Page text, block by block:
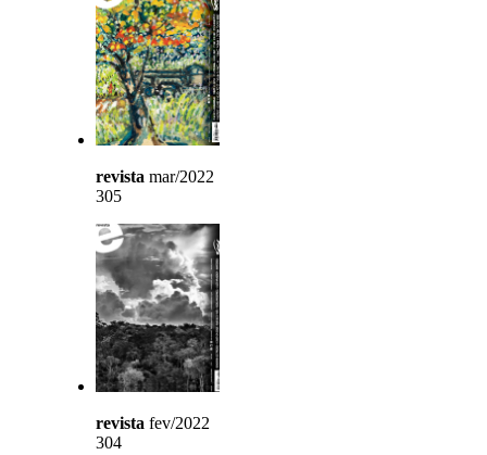
revista mar/2022
305
revista fev/2022
304